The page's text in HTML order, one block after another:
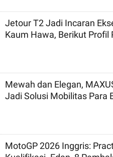
Jetour T2 Jadi Incaran
Kaum Hawa, Berikut Profil
Mewah dan Elegan,
Jadi Solusi Mobilitas Para
MotoGP 2026 Inggris: